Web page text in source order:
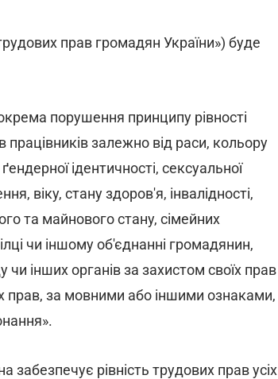
прав громадян України») буде
порушення принципу рівності
залежно від раси, кольору
ідентичності, сексуальної
віку, стану здоров'я, інвалідності,
та майнового стану, сімейних
чи іншому об'єднанні громадянин,
інших органів за захистом своїх прав
прав, за мовними або іншими ознаками,
рівність трудових прав усіх